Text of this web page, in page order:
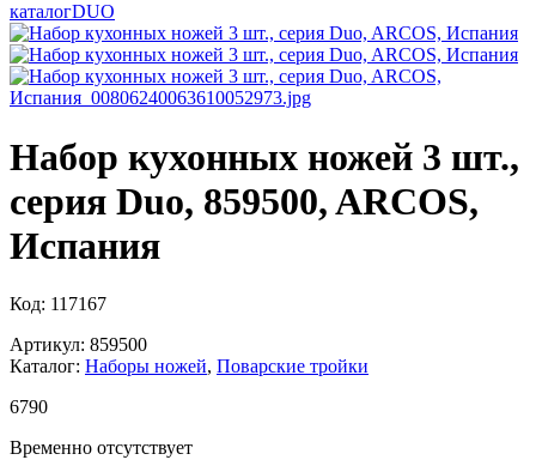
каталогDUO
Набор кухонных ножей 3 шт.,
серия Duo, 859500, ARCOS,
Испания
Код: 117167
Артикул: 859500
Каталог: Наборы ножей, Поварские тройки
6790
Временно отсутствует